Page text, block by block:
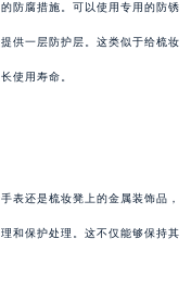
防腐措施。可以使用专用的防锈
供一层防护层。这类似于给梳妆
使用寿命。
表还是梳妆凳上的金属装饰品，
和保护处理。这不仅能够保持其